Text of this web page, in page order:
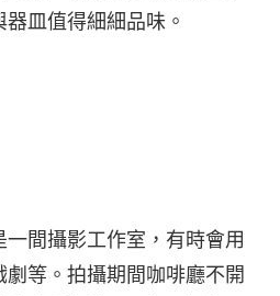
皿值得細細品味。
一間攝影工作室，有時會用
等。拍攝期間咖啡廳不開